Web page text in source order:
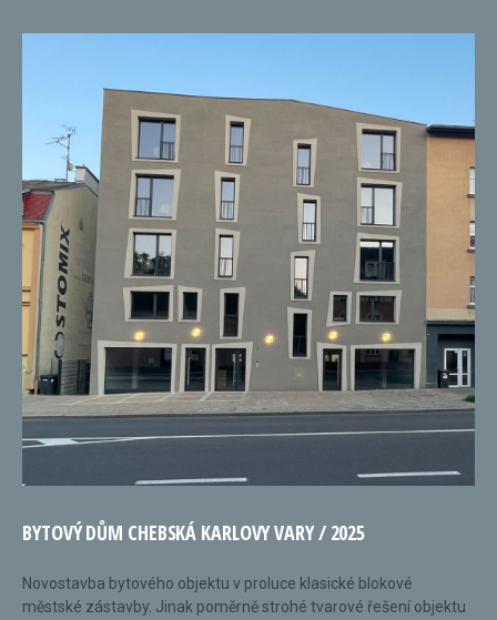
BYTOVÝ DŮM CHEBSKÁ KARLOVY VARY / 2025
Novostavba bytového objektu v proluce klasické blokové
městské zástavby. Jinak poměrně strohé tvarové řešení objektu